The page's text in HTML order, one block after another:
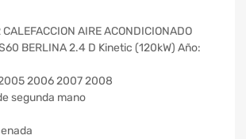
AIRE ACONDICIONADO
BERLINA 2.4 D Kinetic (120kW) Año:
2006 2007 2008
segunda mano